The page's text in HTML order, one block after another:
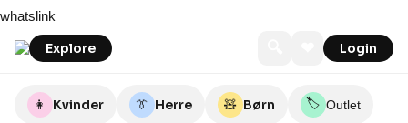
to
content
whatslink
Explore Login
👩 Kvinder 👔 Herre 🧸 Børn 🏷️ Outlet